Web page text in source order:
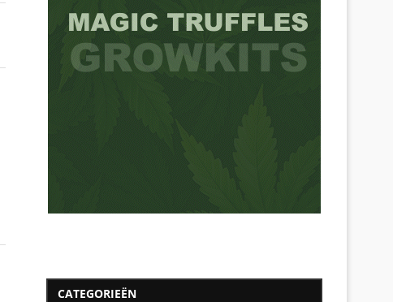
CATEGORIEËN